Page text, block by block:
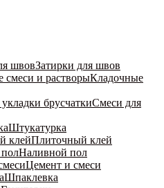
Затирки для швов
Кладочные
Смеси для
Штукатурка
Плиточный клей
Наливной пол
Цемент и смеси
Шпаклевка